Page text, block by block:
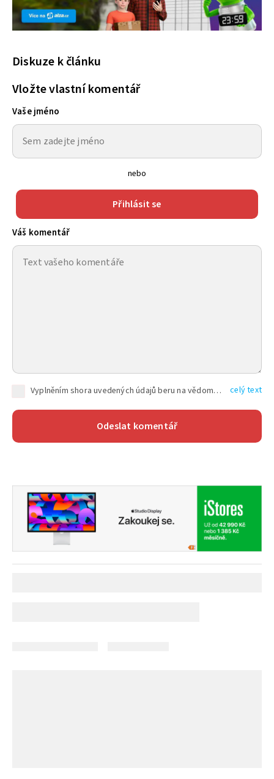
Diskuze k článku
Vložte vlastní komentář
Vaše jméno
nebo
Přihlásit se
Váš komentář
Vyplněním shora uvedených údajů beru na vědomí, že společnost TEXT FACTORY s.r.o., sídlem Brno, Durďákova 336/29, Černá Pole, PSČ: 613 00, IČ: 06157831, zapsané u Krajského soudu v Brně, oddíl C, vložka 100399, bude zpracovávat mé osobní údaje uvedené v rámci mnou vyplněného registračního formuláře na základě oprávněných zájmů TEXT FACTORY s.r.o. dle čl. 6 odst. 1 písm. f) GDPR a pro splnění právních povinností (čl. 6 odst. 1 písm. c) GDPR), a to pro tyto účely: nezbytnost zajistit oprávnění návštěvníka webových stránek provozovaných společností TEXT FACTORY s.r.o. přispívat aktivně ke zveřejněným článkům nebo v rámci diskusních fór a výkon práv TEXT FACTORY s.r.o. jako administrátora těchto diskusních fór. Více informací o zpracování osobních údajů a právech lze nalézt v celý text